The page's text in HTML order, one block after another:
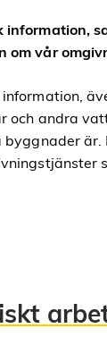
information,
om vår
och andra
är.